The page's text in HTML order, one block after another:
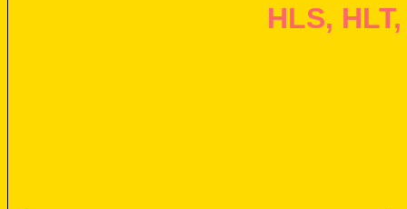
HLS,